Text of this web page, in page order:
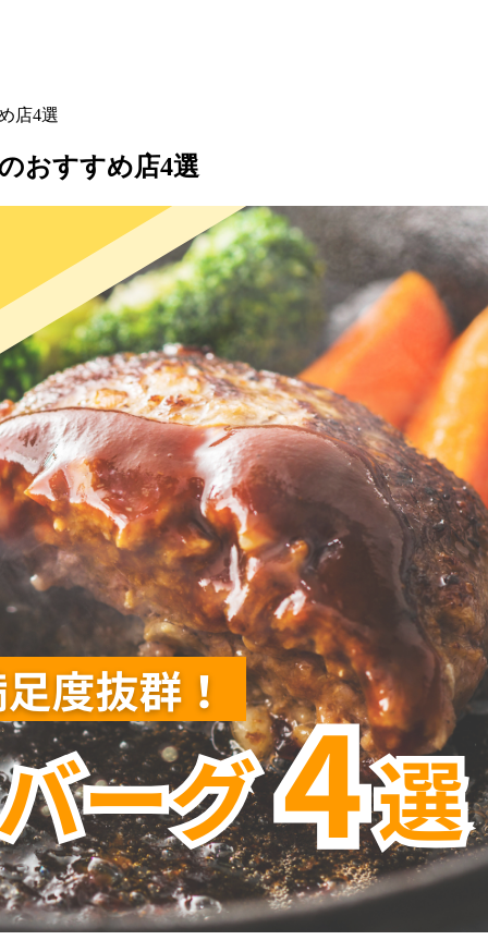
店4選
おすすめ店4選